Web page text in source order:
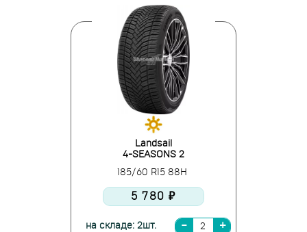
Landsail
4-SEASONS 2
185/60 R15 88H
5 780 ₽
на складе: 2шт.